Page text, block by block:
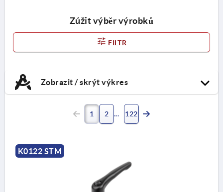
Zúžit výběr výrobků
FILTR
Zobrazit / skrýt výkres
1 2 122
K0122 STM